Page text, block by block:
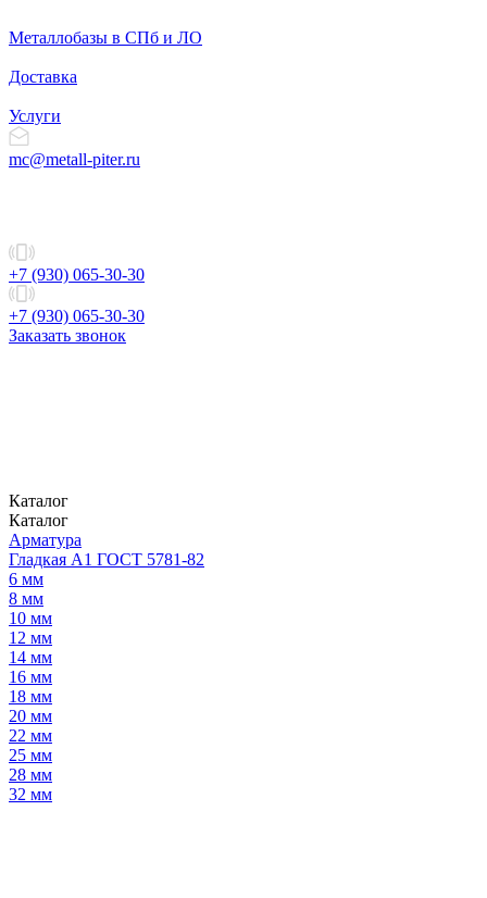
Металлобазы в СПб и ЛО
Доставка
Услуги
mc@metall-piter.ru
+7 (930) 065-30-30
+7 (930) 065-30-30
Заказать звонок
Каталог
Каталог
Арматура
Гладкая А1 ГОСТ 5781-82
6 мм
8 мм
10 мм
12 мм
14 мм
16 мм
18 мм
20 мм
22 мм
25 мм
28 мм
32 мм